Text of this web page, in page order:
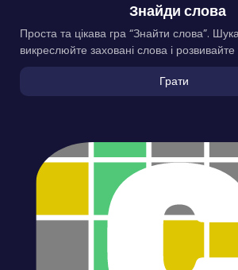
Знайди слова
Проста та цікава гра “Знайти слова”.
викреслюйте заховані слова і розвивайте
Грати